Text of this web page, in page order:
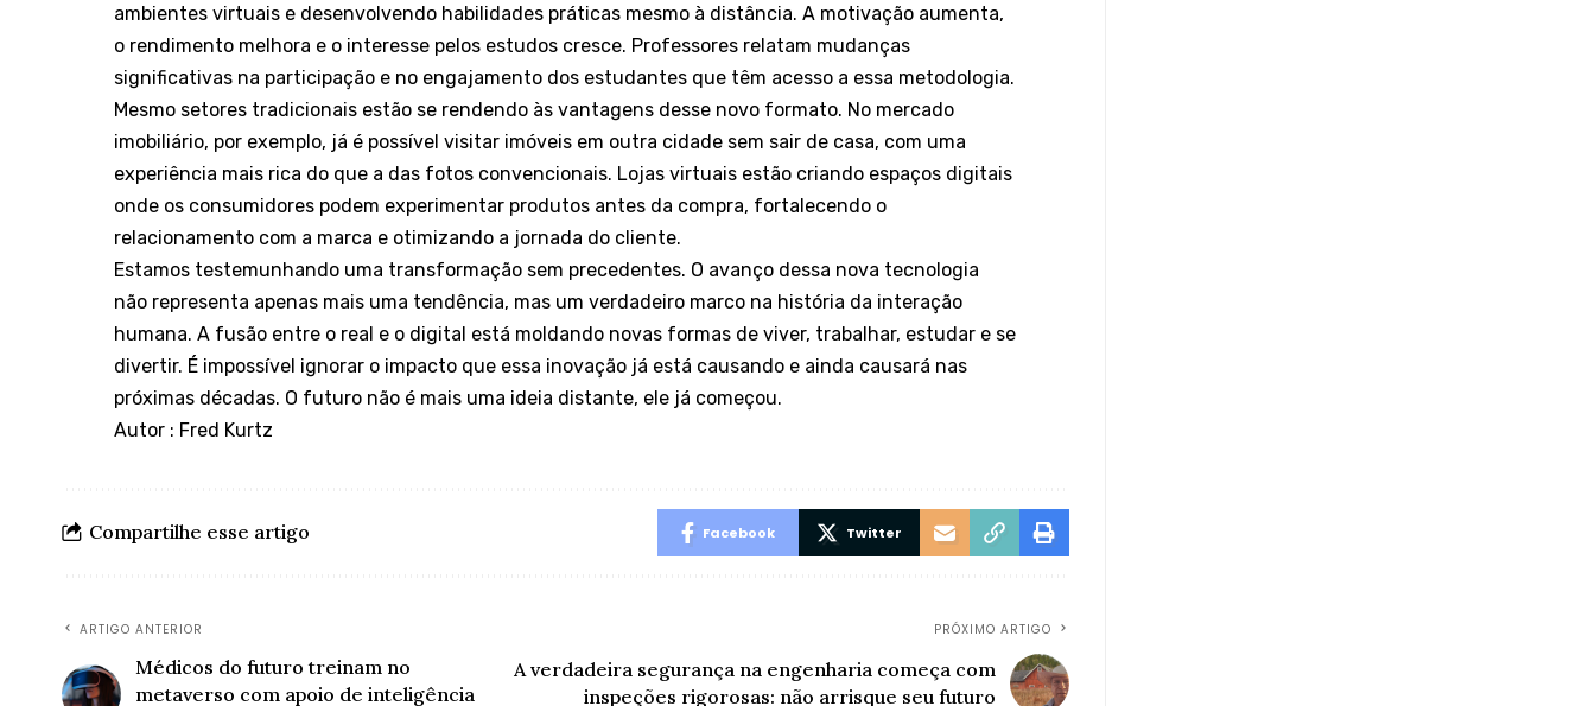
ambientes virtuais e desenvolvendo habilidades práticas mesmo à distância. A motivação aumenta,
o rendimento melhora e o interesse pelos estudos cresce. Professores relatam mudanças
significativas na participação e no engajamento dos estudantes que têm acesso a essa metodologia.
Mesmo setores tradicionais estão se rendendo às vantagens desse novo formato. No mercado
imobiliário, por exemplo, já é possível visitar imóveis em outra cidade sem sair de casa, com uma
experiência mais rica do que a das fotos convencionais. Lojas virtuais estão criando espaços digitais
onde os consumidores podem experimentar produtos antes da compra, fortalecendo o
relacionamento com a marca e otimizando a jornada do cliente.
Estamos testemunhando uma transformação sem precedentes. O avanço dessa nova tecnologia
não representa apenas mais uma tendência, mas um verdadeiro marco na história da interação
humana. A fusão entre o real e o digital está moldando novas formas de viver, trabalhar, estudar e se
divertir. É impossível ignorar o impacto que essa inovação já está causando e ainda causará nas
próximas décadas. O futuro não é mais uma ideia distante, ele já começou.
Autor : Fred Kurtz
Compartilhe esse artigo Facebook Twitter
ARTIGO ANTERIOR
Médicos do futuro treinam no
metaverso com apoio de inteligência
PRÓXIMO ARTIGO
A verdadeira segurança na engenharia começa com
inspeções rigorosas: não arrisque seu futuro